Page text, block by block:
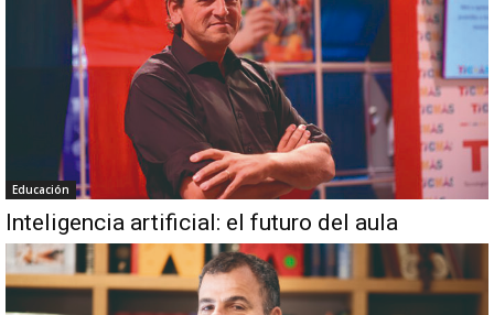
Educación
Inteligencia artificial: el futuro del aula